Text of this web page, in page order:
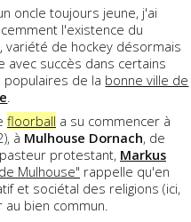
oncle toujours jeune, j'ai
l'existence du
, variété de hockey désormais
avec succès dans certains
de la bonne ville de
.
floorball a su commencer à
à Mulhouse Dornach, de
protestant, Markus
Mulhouse" rappelle qu'en
et sociétal des religions (ici,
bien commun.